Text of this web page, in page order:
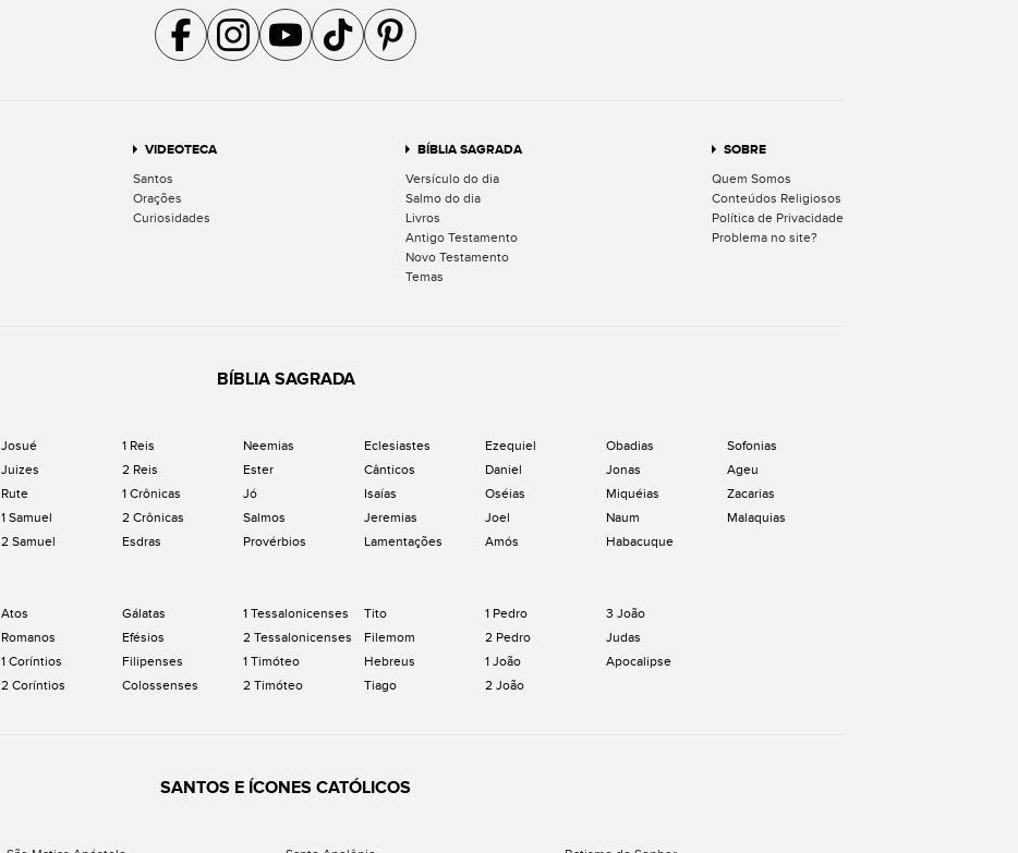
Acompanhe a gente no Facebook
Acompanhe a gente no Instagram
Acompanhe a gente no YouTube
Acompanhe a gente no TikTok
Acompanhe a gente no Pinterest
VIDEOTECA
Santos
Orações
Curiosidades
BÍBLIA SAGRADA
Versículo do dia
Salmo do dia
Livros
Antigo Testamento
Novo Testamento
Temas
SOBRE
Quem Somos
Conteúdos Religiosos
Política de Privacidade
Problema no site?
BÍBLIA SAGRADA
Josué
Juizes
Rute
1 Samuel
2 Samuel
1 Reis
2 Reis
1 Crônicas
2 Crônicas
Esdras
Neemias
Ester
Jó
Salmos
Provérbios
Eclesiastes
Cânticos
Isaías
Jeremias
Lamentações
Ezequiel
Daniel
Oséias
Joel
Amós
Obadias
Jonas
Miquéias
Naum
Habacuque
Sofonias
Ageu
Zacarias
Malaquias
Atos
Romanos
1 Coríntios
2 Coríntios
Gálatas
Efésios
Filipenses
Colossenses
1 Tessalonicenses
2 Tessalonicenses
1 Timóteo
2 Timóteo
Tito
Filemom
Hebreus
Tiago
1 Pedro
2 Pedro
1 João
2 João
3 João
Judas
Apocalipse
SANTOS E ÍCONES CATÓLICOS